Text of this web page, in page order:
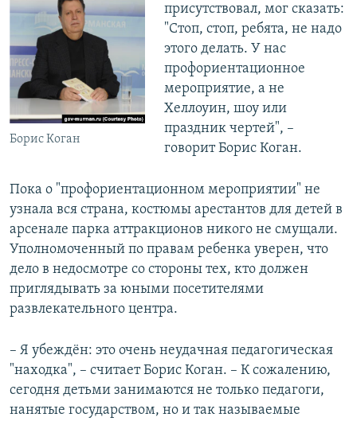
Борис Коган
присутствовал, мог сказать:
"Стоп, стоп, ребята, не надо
этого делать. У нас
профориентационное
мероприятие, а не
Хеллоуин, шоу или
праздник чертей", –
говорит Борис Коган.
Пока о "профориентационном мероприятии" не
узнала вся страна, костюмы арестантов для детей в
арсенале парка аттракционов никого не смущали.
Уполномоченный по правам ребенка уверен, что
дело в недосмотре со стороны тех, кто должен
приглядывать за юными посетителями
развлекательного центра.
– Я убеждён: это очень неудачная педагогическая
"находка", – считает Борис Коган. – К сожалению,
сегодня детьми занимаются не только педагоги,
нанятые государством, но и так называемые